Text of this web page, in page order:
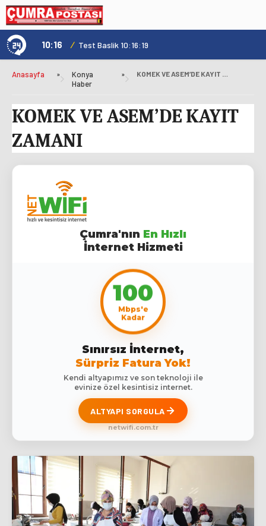
10:16 / Test Baslik 10:16:19
Anasayfa »
Konya
Haber
» KOMEK VE ASEM’DE KAYIT ZAMANI
KOMEK VE ASEM’DE KAYIT
ZAMANI
Çumra'nın En Hızlı
İnternet Hizmeti
100
Mbps'e
Kadar
Sınırsız İnternet,
Sürpriz Fatura Yok!
Kendi altyapımız ve son teknoloji ile
evinize özel kesintisiz internet.
ALTYAPI SORGULA
netwifi.com.tr